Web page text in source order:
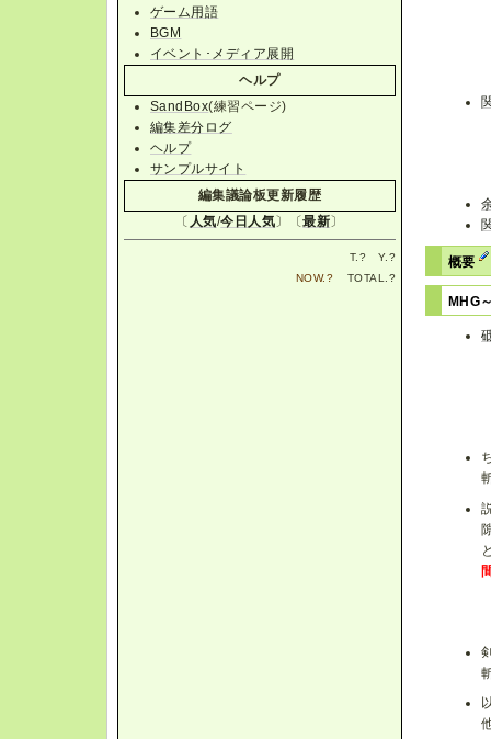
概要
MHG
ゲーム用語
BGM
イベント･メディア展開
ヘルプ
SandBox(練習ページ)
編集差分ログ
ヘルプ
サンプルサイト
編集議論板更新履歴
〔 人気/今日人気〕〔最新〕
T. ? Y. ?
NOW.? TOTAL. ?